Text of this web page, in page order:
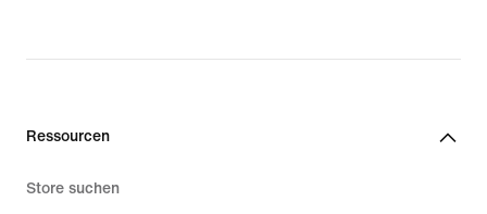
Ressourcen
Store suchen